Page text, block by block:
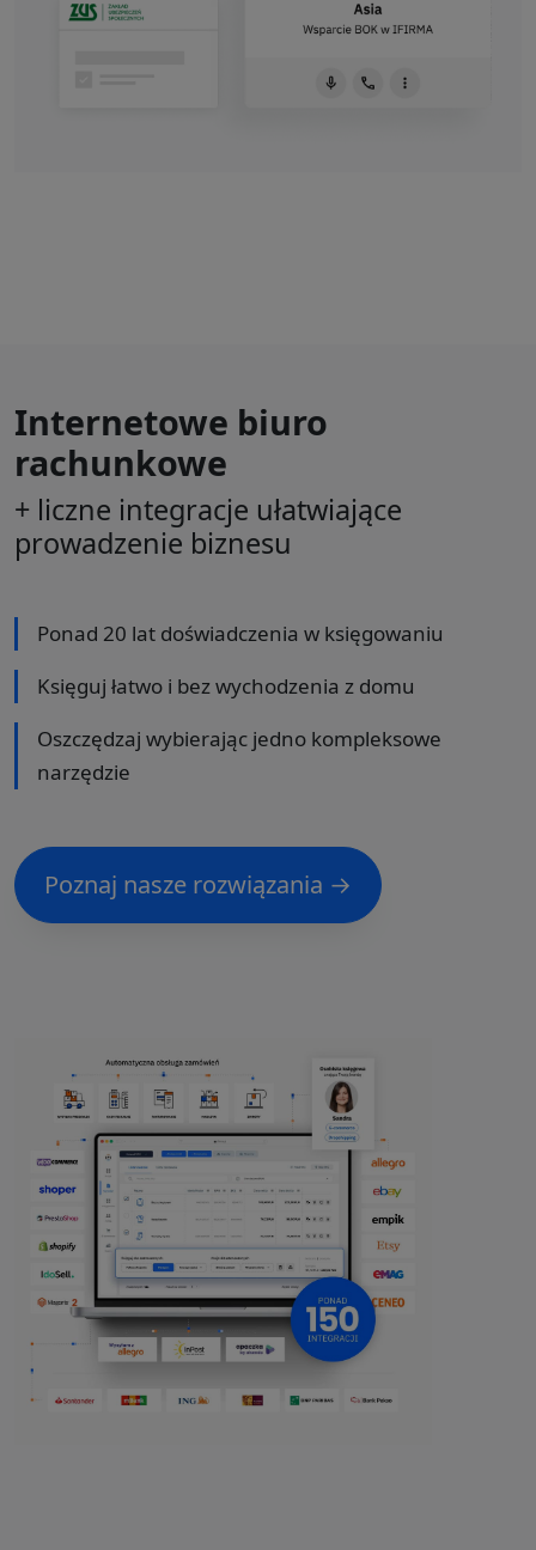
Internetowe biuro
rachunkowe
+ liczne integracje ułatwiające
prowadzenie biznesu
Ponad 20 lat doświadczenia w księgowaniu
Księguj łatwo i bez wychodzenia z domu
Oszczędzaj wybierając jedno kompleksowe
narzędzie
Poznaj nasze rozwiązania →